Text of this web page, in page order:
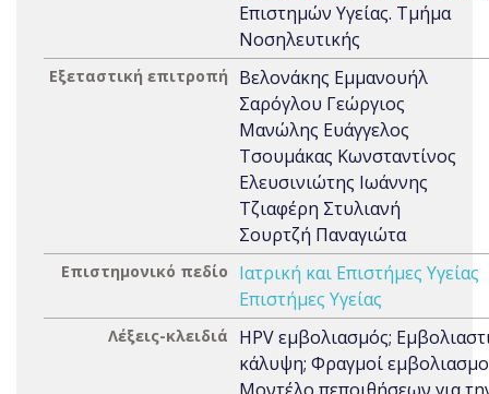
Επιστημών Υγείας. Τμήμα
Νοσηλευτικής
Εξεταστική επιτροπή
Βελονάκης Εμμανουήλ
Σαρόγλου Γεώργιος
Μανώλης Ευάγγελος
Τσουμάκας Κωνσταντίνος
Ελευσινιώτης Ιωάννης
Τζιαφέρη Στυλιανή
Σουρτζή Παναγιώτα
Επιστημονικό πεδίο
Ιατρική και Επιστήμες Υγείας
Επιστήμες Υγείας
Λέξεις-κλειδιά
HPV εμβολιασμός;
κάλυψη; Φραγμοί